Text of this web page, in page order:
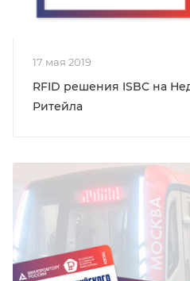
17 мая 2019
RFID решения ISBC на
Ритейла